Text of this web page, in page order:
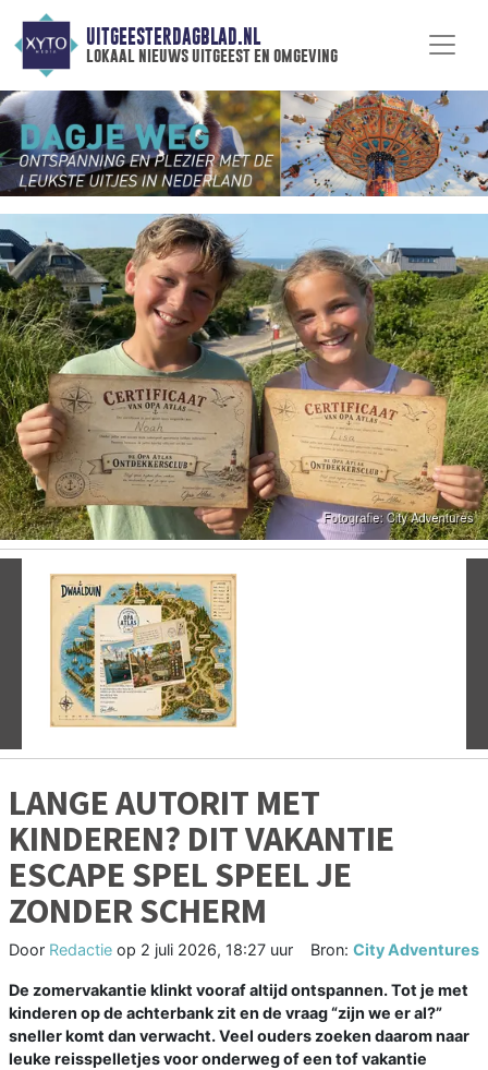
UITGEESTERDAGBLAD.NL
lokaal nieuws uitgeest en omgeving
LANGE AUTORIT MET
KINDEREN? DIT VAKANTIE
ESCAPE SPEL SPEEL JE
ZONDER SCHERM
Door Redactie op 2 juli 2026, 18:27 uur Bron: City Adventures
De zomervakantie klinkt vooraf altijd ontspannen. Tot je met
kinderen op de achterbank zit en de vraag “zijn we er al?”
sneller komt dan verwacht. Veel ouders zoeken daarom naar
leuke reisspelletjes voor onderweg of een tof vakantie